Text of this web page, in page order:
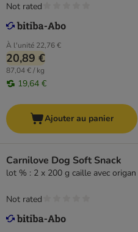
À l'unité 22,76 €
20,89 €
87,04 € / kg
19,64 €
Not rated
Ajouter au panier
Carnilove Dog Soft Snack
lot % : 2 x 200 g caille avec origan
Not rated